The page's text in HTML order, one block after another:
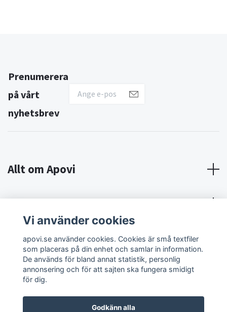
Prenumerera
på vårt
nyhetsbrev
Allt om Apovi
Om Apovi
Sociala medier
Vi använder cookies
apovi.se använder cookies. Cookies är små textfiler
som placeras på din enhet och samlar in information.
De används för bland annat statistik, personlig
annonsering och för att sajten ska fungera smidigt
för dig.
Godkänn alla